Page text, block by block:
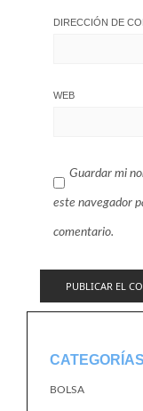
DIRECCIÓN DE
WEB
Guardar mi
este navegador
comentario.
CATEGORÍAS
BOLSA